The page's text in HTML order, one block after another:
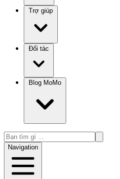
Trợ giúp
Đối tác
Blog MoMo
Navigation